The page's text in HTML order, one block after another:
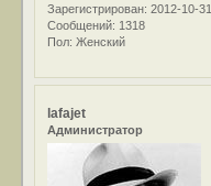
Зарегистрирован: 2012-10-31
Сообщений: 1318
Пол: Женский
lafajet
Администратор